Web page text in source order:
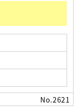
No.2621